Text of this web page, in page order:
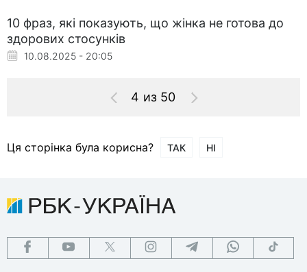
10 фраз, які показують, що жінка не готова до
здорових стосунків
10.08.2025 - 20:05
4 из 50
Ця сторінка була корисна? ТАК НІ